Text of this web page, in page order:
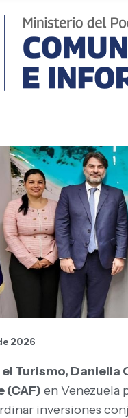
2026
Turismo, Daniella
(CAF) en Venezuela
inversiones